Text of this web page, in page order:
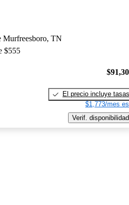
Murfreesboro, TN
$555
El precio incluye tasas
$1,773/mes
Verif. disponibilidad